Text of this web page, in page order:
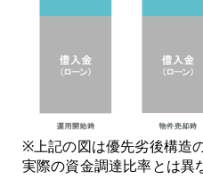
※上記の図は優先劣後構造
実際の資金調達比率とは異